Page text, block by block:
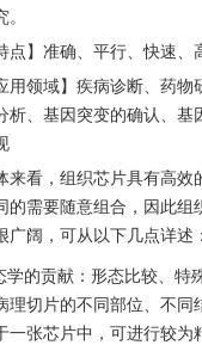
点】准确、平行、快速、
用领域】疾病诊断、药
析、基因突变的确认、基
来看，组织芯片具有高效
的需要随意组合，因此组
广阔，可从以下几点详述：
学的贡献：形态比较、特
理切片的不同部位、不同
一张芯片中，可进行较为